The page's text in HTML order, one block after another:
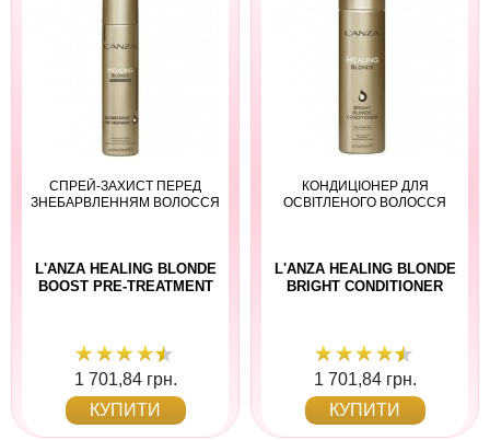
СПРЕЙ-ЗАХИСТ ПЕРЕД
ЗНЕБАРВЛЕННЯМ ВОЛОССЯ
L'ANZA HEALING BLONDE
BOOST PRE-TREATMENT
1 701,84 грн.
КУПИТИ
КОНДИЦІОНЕР ДЛЯ
ОСВІТЛЕНОГО ВОЛОССЯ
L'ANZA HEALING BLONDE
BRIGHT CONDITIONER
1 701,84 грн.
КУПИТИ